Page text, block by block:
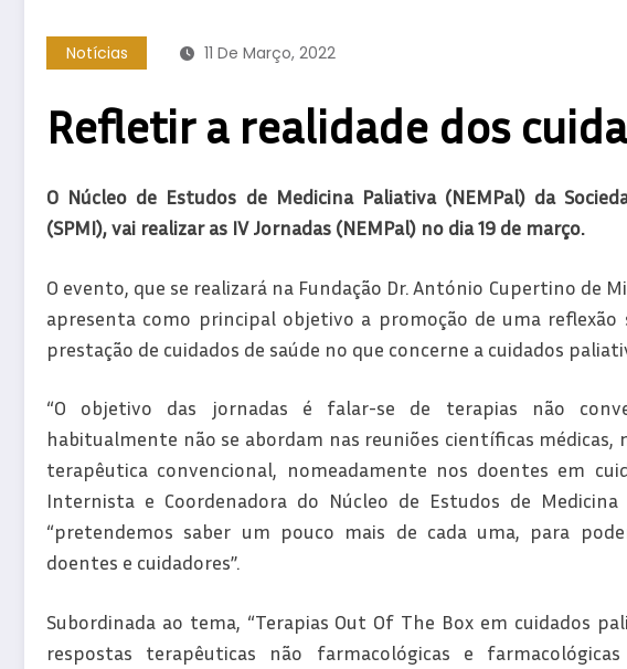
Notícias 11 De Março, 2022
Refletir a realidade dos
O Núcleo de Estudos de Medicina Paliativa (NEMPal) da
(SPMI), vai realizar as IV Jornadas (NEMPal) no dia 19 de março.
O evento, que se realizará na Fundação Dr. António Cupertino de
apresenta como principal objetivo a promoção de uma reflexão
prestação de cuidados de saúde no que concerne a cuidados
“O objetivo das jornadas é falar-se de terapias não
habitualmente não se abordam nas reuniões científicas médicas,
terapêutica convencional, nomeadamente nos doentes em
Internista e Coordenadora do Núcleo de Estudos de
“pretendemos saber um pouco mais de cada uma, para
doentes e cuidadores”.
Subordinada ao tema, “Terapias Out Of The Box em cuidados
respostas terapêuticas não farmacológicas e